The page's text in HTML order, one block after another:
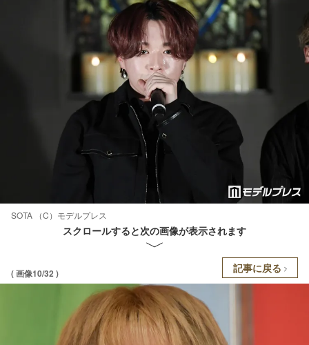
SOTA （C）モデルプレス
スクロールすると次の画像が表示されます
( 画像10/32 ) 記事に戻る